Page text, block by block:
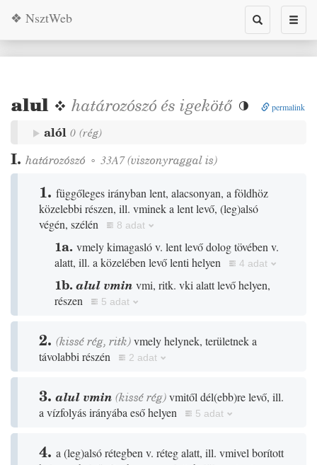
Toggle
search
❖ NsztWeb
alul ❖ határozószó és igekötő  permalink
alól 0 (rég)
I. határozószó ◦ 33A7(viszonyraggal is)
1. függőleges irányban lent, alacsonyan, a földhöz
közelebbi részen, ill. vminek a lent levő, (leg)alsó
végén, szélén
8 adat
1a. vmely kimagasló v. lent levő dolog tövében v.
alatt, ill. a közelében levő lenti helyen
4 adat
1b.alul vmin vmi, ritk. vki alatt levő helyen,
részen
5 adat
2. (kissérég, ritk)vmely helynek, területnek a
távolabbi részén
2 adat
3.alul vmin (kissérég)vmitől dél(ebb)re levő, ill.
a vízfolyás irányába eső helyen
5 adat
4. a (leg)alsó rétegben v. réteg alatt, ill. vmivel borított